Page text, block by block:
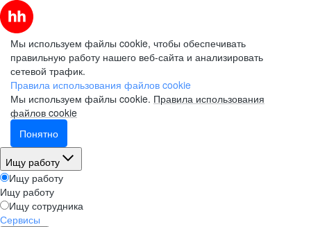
Мы используем файлы cookie, чтобы обеспечивать
правильную работу нашего веб-сайта и анализировать
сетевой трафик.
Правила использования файлов cookie
Мы используем файлы cookie. Правила использования
файлов cookie
Понятно
Ищу работу
Ищу работу
Ищу работу
Ищу сотрудника
Сервисы